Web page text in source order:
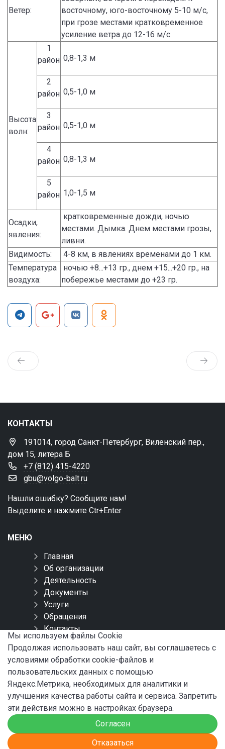
Ветер:
восточному, юго-восточному 5-10 м/с,
при грозе местами кратковременное
усиление ветра до 12-16 м/с
Высота
волн:
1
район 0,8-1,3 м
2
район 0,5-1,0 м
3
район 0,5-1,0 м
4
район 0,8-1,3 м
5
район 1,0-1,5 м
Осадки,
явления:
кратковременные дожди, ночью
местами. Дымка. Днем местами грозы,
ливни.
Видимость:
4-8 км, в явлениях временами до 1 км.
Температура
воздуха:
ночью +8...+13 гр., днем +15...+20 гр., на
побережье местами до +23 гр.
КОНТАКТЫ
191014, город Санкт-Петербург, Виленский пер.,
дом 15, литера Б
+7 (812) 415-4220
gbu@volgo-balt.ru
Нашли ошибку? Сообщите нам!
Выделите и нажмите Ctr+Enter
МЕНЮ
Главная
Об организации
Деятельность
Документы
Услуги
Обращения
Контакты
Карта сайта
СОЦИАЛЬНЫЕ СЕТИ
© 2024 ФБУ «Администрация «Волго-Балт»
Мы используем файлы Сookie
Продолжая использовать наш сайт, вы соглашаетесь с
условиями обработки cookie-файлов и
пользовательских данных с помощью
Яндекс.Метрика, необходимых для аналитики и
улучшения качества работы сайта и сервиса. Запретить
эти действия можно в настройках браузера.
Согласен
Отказаться